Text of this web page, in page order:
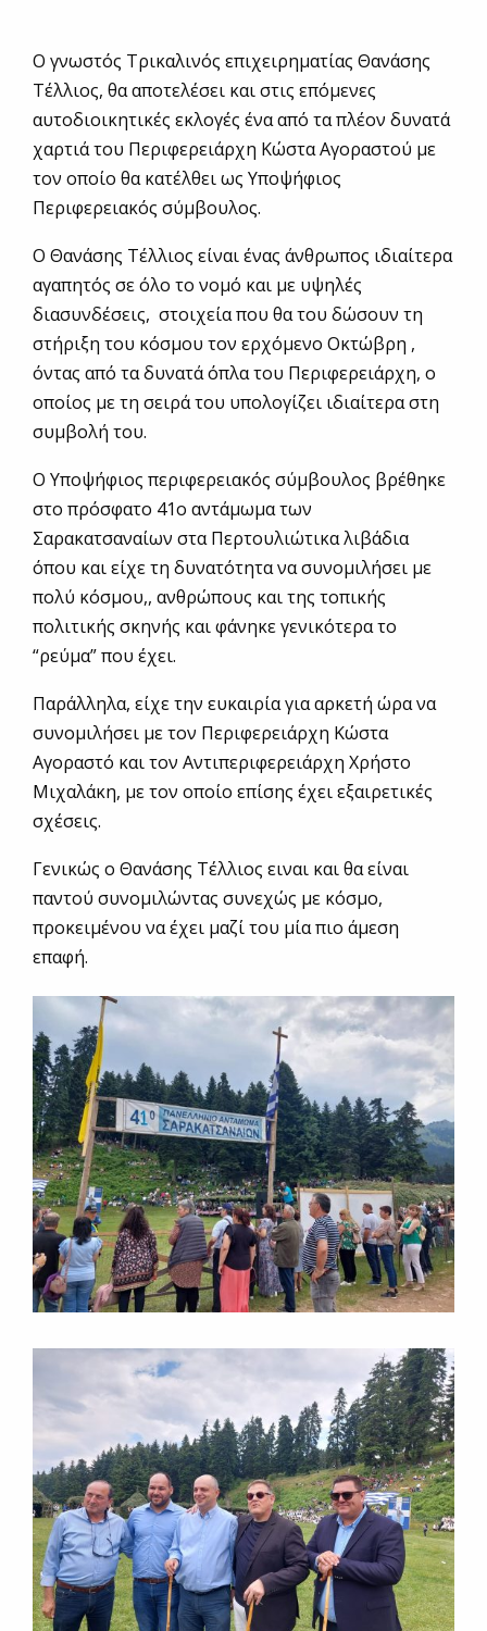
Ο γνωστός Τρικαλινός επιχειρηματίας Θανάσης
Τέλλιος, θα αποτελέσει και στις επόμενες
αυτοδιοικητικές εκλογές ένα από τα πλέον δυνατά
χαρτιά του Περιφερειάρχη Κώστα Αγοραστού με
τον οποίο θα κατέλθει ως Υποψήφιος
Περιφερειακός σύμβουλος.
Ο Θανάσης Τέλλιος είναι ένας άνθρωπος ιδιαίτερα
αγαπητός σε όλο το νομό και με υψηλές
διασυνδέσεις, στοιχεία που θα του δώσουν τη
στήριξη του κόσμου τον ερχόμενο Οκτώβρη ,
όντας από τα δυνατά όπλα του Περιφερειάρχη, ο
οποίος με τη σειρά του υπολογίζει ιδιαίτερα στη
συμβολή του.
Ο Υποψήφιος περιφερειακός σύμβουλος βρέθηκε
στο πρόσφατο 41ο αντάμωμα των
Σαρακατσαναίων στα Περτουλιώτικα λιβάδια
όπου και είχε τη δυνατότητα να συνομιλήσει με
πολύ κόσμου,, ανθρώπους και της τοπικής
πολιτικής σκηνής και φάνηκε γενικότερα το
“ρεύμα” που έχει.
Παράλληλα, είχε την ευκαιρία για αρκετή ώρα να
συνομιλήσει με τον Περιφερειάρχη Κώστα
Αγοραστό και τον Αντιπεριφερειάρχη Χρήστο
Μιχαλάκη, με τον οποίο επίσης έχει εξαιρετικές
σχέσεις.
Γενικώς ο Θανάσης Τέλλιος ειναι και θα είναι
παντού συνομιλώντας συνεχώς με κόσμο,
προκειμένου να έχει μαζί του μία πιο άμεση
επαφή.